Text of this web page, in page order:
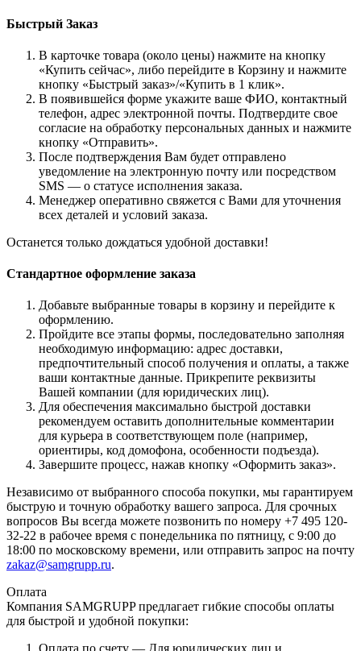
Быстрый Заказ
В карточке товара (около цены) нажмите на кнопку
«Купить сейчас», либо перейдите в Корзину и нажмите
кнопку «Быстрый заказ»/«Купить в 1 клик».
В появившейся форме укажите ваше ФИО, контактный
телефон, адрес электронной почты. Подтвердите свое
согласие на обработку персональных данных и нажмите
кнопку «Отправить».
После подтверждения Вам будет отправлено
уведомление на электронную почту или посредством
SMS — о статусе исполнения заказа.
Менеджер оперативно свяжется с Вами для уточнения
всех деталей и условий заказа.
Останется только дождаться удобной доставки!
Стандартное оформление заказа
Добавьте выбранные товары в корзину и перейдите к
оформлению.
Пройдите все этапы формы, последовательно заполняя
необходимую информацию: адрес доставки,
предпочтительный способ получения и оплаты, а также
ваши контактные данные. Прикрепите реквизиты
Вашей компании (для юридических лиц).
Для обеспечения максимально быстрой доставки
рекомендуем оставить дополнительные комментарии
для курьера в соответствующем поле (например,
ориентиры, код домофона, особенности подъезда).
Завершите процесс, нажав кнопку «Оформить заказ».
Независимо от выбранного способа покупки, мы гарантируем
быструю и точную обработку вашего запроса. Для срочных
вопросов Вы всегда можете позвонить по номеру +7 495 120-
32-22 в рабочее время с понедельника по пятницу, с 9:00 до
18:00 по московскому времени, или отправить запрос на почту
zakaz@samgrupp.ru.
Оплата
Компания SAMGRUPP предлагает гибкие способы оплаты
для быстрой и удобной покупки: